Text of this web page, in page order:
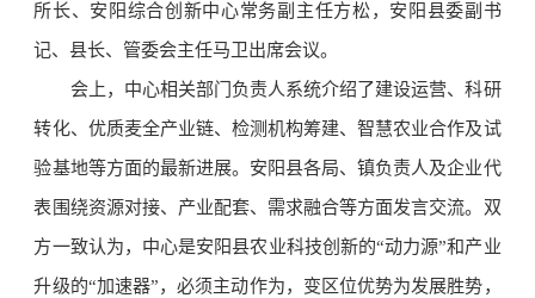
所长、安阳综合创新中心常务副主任方松，安阳县委副书
记、县长、管委会主任马卫出席会议。
会上，中心相关部门负责人系统介绍了建设运营、科研
转化、优质麦全产业链、检测机构筹建、智慧农业合作及试
验基地等方面的最新进展。安阳县各局、镇负责人及企业代
表围绕资源对接、产业配套、需求融合等方面发言交流。双
方一致认为，中心是安阳县农业科技创新的“动力源”和产业
升级的“加速器”，必须主动作为，变区位优势为发展胜势，